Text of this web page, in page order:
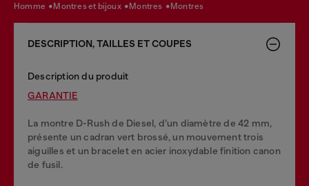
homme montres et bijoux montres montres
DESCRIPTION, TAILLES ET COUPES
Description du produit
GARANTIE
La montre D-Rush de Diesel, d’un diamètre de 42 mm,
présente un cadran vert brossé, un mouvement trois
aiguilles et un bracelet en acier inoxydable finition canon
de fusil.